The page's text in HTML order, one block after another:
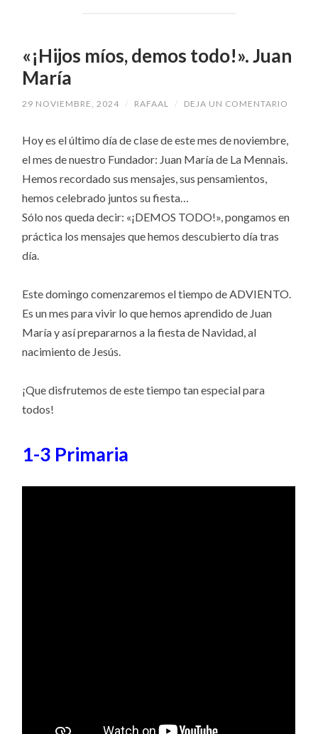
«¡Hijos míos, demos todo!». Juan
María
29 NOVIEMBRE, 2024 / RAFAAL / DEJA UN COMENTARIO
Hoy es el último día de clase de este mes de noviembre,
el mes de nuestro Fundador: Juan María de La Mennais.
Hemos recordado sus mensajes, sus pensamientos,
hemos celebrado juntos su fiesta…
Sólo nos queda decir: «¡DEMOS TODO!», pongamos en
práctica los mensajes que hemos descubierto día tras
día.
Este domingo comenzaremos el tiempo de ADVIENTO.
Es un mes para vivir lo que hemos aprendido de Juan
María y así prepararnos a la fiesta de Navidad, al
nacimiento de Jesús.
¡Que disfrutemos de este tiempo tan especial para
todos!
1-3 Primaria